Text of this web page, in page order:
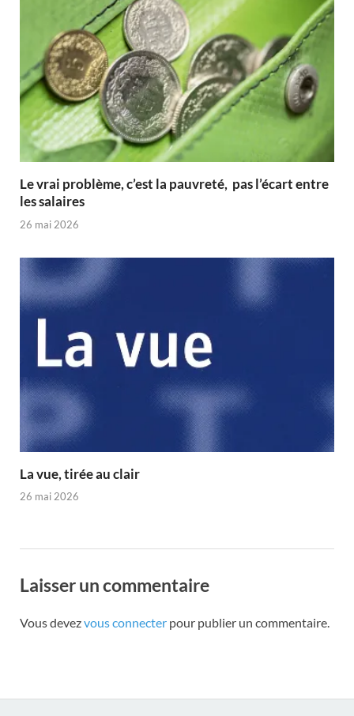
Le vrai problème, c’est la pauvreté, pas l’écart entre
les salaires
26 mai 2026
La vue, tirée au clair
26 mai 2026
Laisser un commentaire
Vous devezvous connecter pour publier un commentaire.